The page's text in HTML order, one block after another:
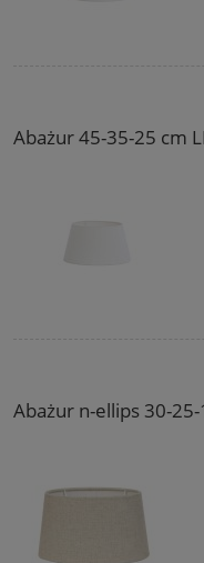
Abażur 45-35-25 cm
Abażur n-ellips 30-